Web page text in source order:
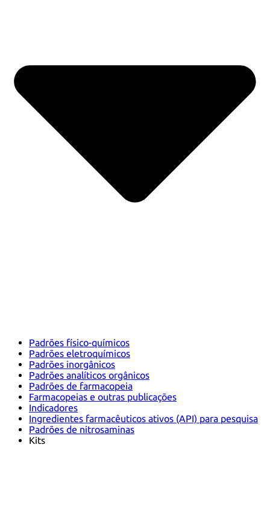
Padrões físico-químicos
Padrões eletroquímicos
Padrões inorgânicos
Padrões analíticos orgânicos
Padrões de farmacopeia
Farmacopeias e outras publicações
Indicadores
Ingredientes farmacêuticos ativos (API) para pesquisa
Padrões de nitrosaminas
Kits